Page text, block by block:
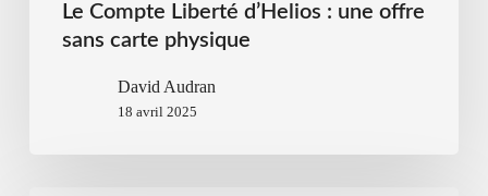
Le Compte Liberté d’Helios : une offre
sans carte physique
David Audran
18 avril 2025